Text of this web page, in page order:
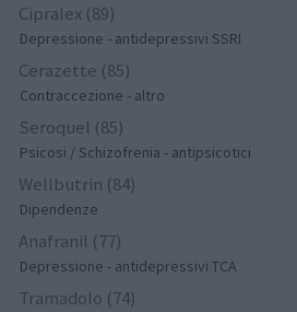
Cipralex (89)
Depressione - antidepressivi SSRI
Cerazette (85)
Contraccezione - altro
Seroquel (85)
Psicosi / Schizofrenia - antipsicotici
Wellbutrin (84)
Dipendenze
Anafranil (77)
Depressione - antidepressivi TCA
Tramadolo (74)